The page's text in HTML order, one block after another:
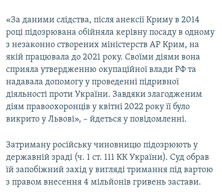
«За даними слідства, після анексії Криму в 2014
році підозрювана обійняла керівну посаду в одному
з незаконно створених міністерств АР Крим, на
якій працювала до 2021 року. Своїми діями вона
сприяла утвердженню окупаційної влади РФ та
надавала допомогу у проведенні підривної
діяльності проти України. Завдяки злагодженим
діям правоохоронців у квітні 2022 року її було
викрито у Львові», – йдеться у повідомленні.
Затриману російську чиновницю підозрюють у
державній зраді (ч. 1 ст. 111 КК України). Суд обрав
їй запобіжний захід у вигляді тримання під вартою
з правом внесення 4 мільйонів гривень застави.